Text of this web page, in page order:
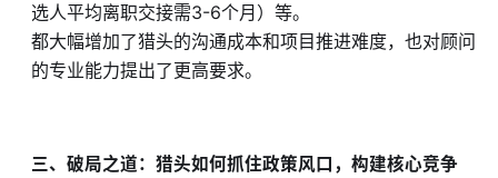
选人平均离职交接需3-6个月）等。
都大幅增加了猎头的沟通成本和项目推进难度，也对顾问
的专业能力提出了更高要求。
三、破局之道：猎头如何抓住政策风口，构建核心竞争